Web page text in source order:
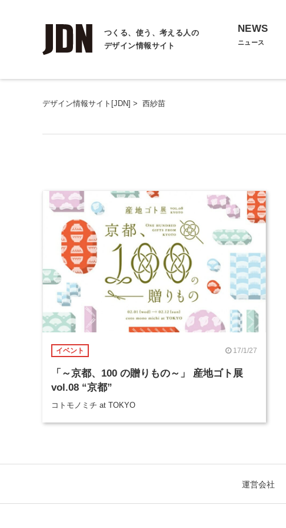
つくる、使う、考える人の
デザイン情報サイト
NEWS
ニュース
デザイン情報サイト[JDN] > 西紗苗
イベント 17/1/27
「～京都、100 の贈りもの～」 産地ゴト展
vol.08 “京都”
コトモノミチ at TOKYO
運営会社